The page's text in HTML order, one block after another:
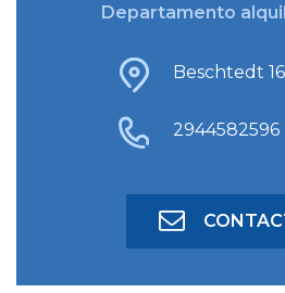
Departamento
Beschtedt
2944582596